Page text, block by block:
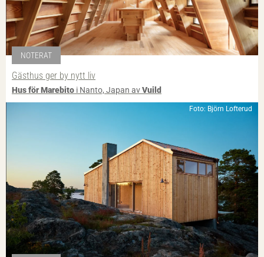
NOTERAT
Gästhus ger by nytt liv
Hus för Marebito i Nanto, Japan avVuild
Foto: Björn Lofterud